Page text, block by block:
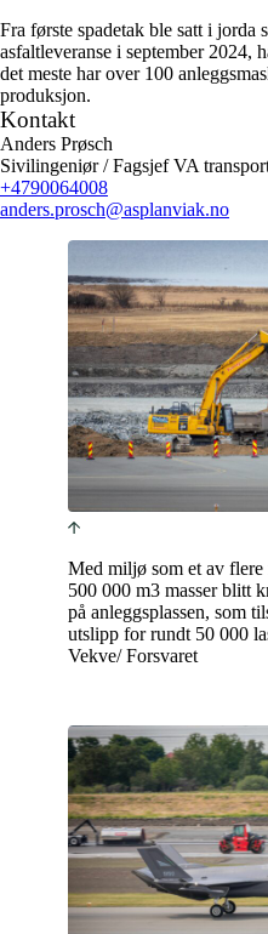
Fra første spadetak ble satt i jorda
asfaltleveranse i september 2024,
det meste har over 100
produksjon.
Kontakt
Anders Prøsch
Sivilingeniør / Fagsjef VA
+4790064008
anders.prosch@asplanviak.no
Med miljø som et av flere
500 000 m3 masser blitt
på anleggsplassen, som
utslipp for rundt 50 000
Vekve/ Forsvaret